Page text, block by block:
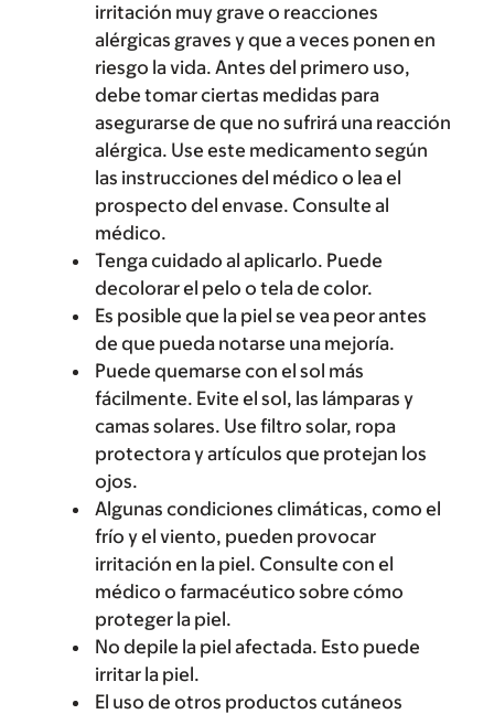
irritación muy grave o reacciones
alérgicas graves y que a veces ponen en
riesgo la vida. Antes del primero uso,
debe tomar ciertas medidas para
asegurarse de que no sufrirá una reacción
alérgica. Use este medicamento según
las instrucciones del médico o lea el
prospecto del envase. Consulte al
médico.
Tenga cuidado al aplicarlo. Puede
decolorar el pelo o tela de color.
Es posible que la piel se vea peor antes
de que pueda notarse una mejoría.
Puede quemarse con el sol más
fácilmente. Evite el sol, las lámparas y
camas solares. Use filtro solar, ropa
protectora y artículos que protejan los
ojos.
Algunas condiciones climáticas, como el
frío y el viento, pueden provocar
irritación en la piel. Consulte con el
médico o farmacéutico sobre cómo
proteger la piel.
No depile la piel afectada. Esto puede
irritar la piel.
El uso de otros productos cutáneos